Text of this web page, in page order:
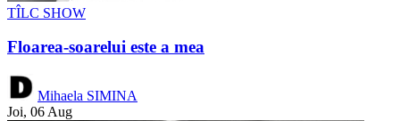
TÎLC SHOW
Floarea-soarelui este a mea
Mihaela SIMINA
Joi, 06 Aug